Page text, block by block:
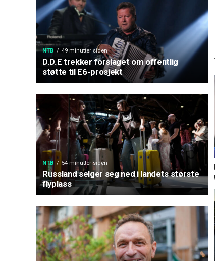
NTB 49 minutter siden
D.D.E trekker forslaget om offentlig
støtte til E6-prosjekt
NTB 54 minutter siden
Russland selger seg ned i landets største
flyplass